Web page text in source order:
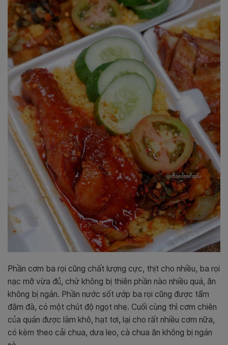
Phần cơm ba rọi cũng chất lượng cực, thịt cho nhiều, ba rọi
nạc mỡ vừa đủ, chứ không bị thiên phần nào nhiều quá, ăn
không bị ngán. Phần nước sốt ướp ba rọi cũng được tẩm
đậm đà, có một chút độ ngọt nhẹ. Cuối cùng thì cơm chiên
của quán được làm khô, hạt tơi, lại cho rất nhiều cơm nữa,
có kèm theo cải chua, dưa leo, cà chua ăn không bị ngán